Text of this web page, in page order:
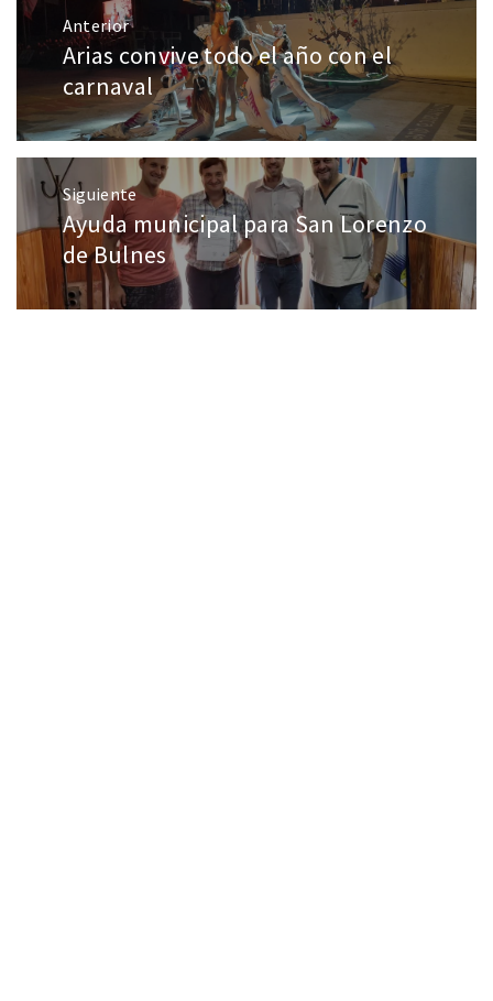
Anterior
Arias convive todo el año con el
carnaval
Siguiente
Ayuda municipal para San Lorenzo
de Bulnes